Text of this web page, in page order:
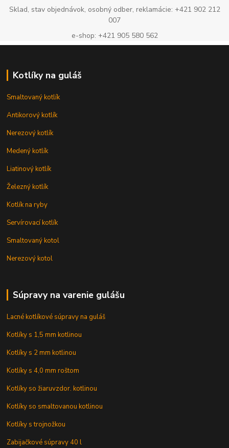
Sklad, stav objednávok, osobný odber, reklamácie: +421 902 212
007
e-shop: +421 905 580 562
Kotlíky na guláš
Smaltovaný kotlík
Antikorový kotlík
Nerezový kotlík
Medený kotlík
Liatinový kotlík
Železný kotlík
Kotlík na ryby
Servírovací kotlík
Smaltovaný kotol
Nerezový kotol
Súpravy na varenie gulášu
Lacné kotlíkové súpravy na guláš
Kotlíky s 1,5 mm kotlinou
Kotlíky s 2 mm kotlinou
Kotlíky s 4,0 mm roštom
Kotlíky so žiaruvzdor. kotlinou
Kotlíky so smaltovanou kotlinou
Kotlíky s trojnožkou
Zabijačkové súpravy 40 l